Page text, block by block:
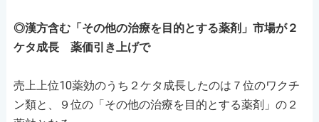
◎漢方含む「その他の治療を目的とする薬剤」市場が２
ケタ成長 薬価引き上げで
売上上位10薬効のうち２ケタ成長したのは７位のワクチ
ン類と、９位の「その他の治療を目的とする薬剤」の２